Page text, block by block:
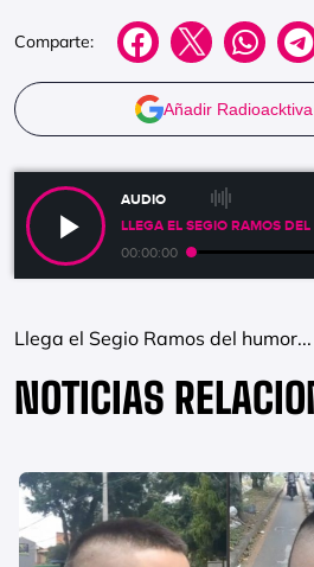
Comparte:
Añadir
AUDIO
LLEGA EL SEGIO RAMOS
00:00:00
Llega el Segio Ramos del
NOTICIAS